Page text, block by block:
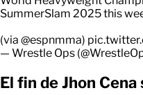
SummerSlam 2025 this
(via @espnmma)
— Wrestle Ops
El fin de Jhon Cena